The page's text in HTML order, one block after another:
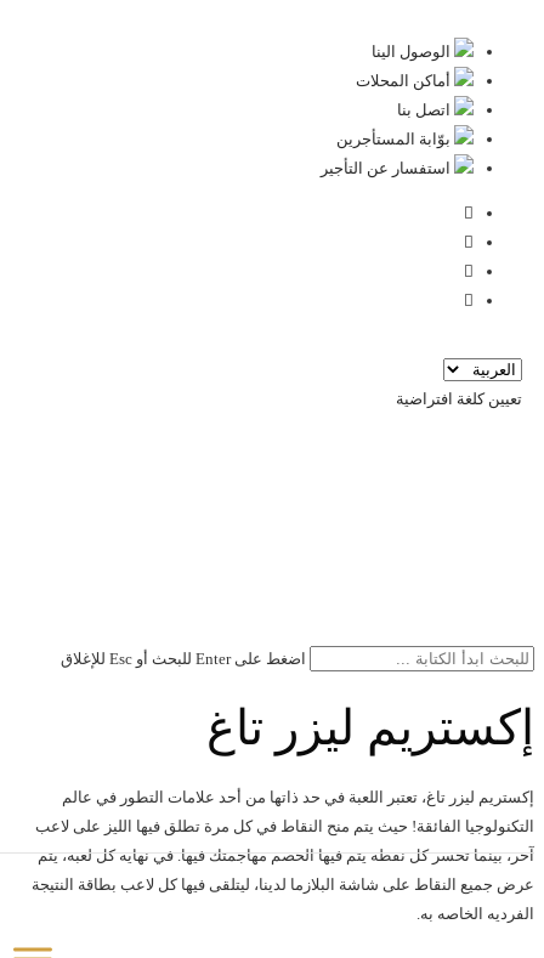
الوصول الينا
أماكن المحلات
اتصل بنا
ﺑﻮّاﺑﺔ اﻟﻤﺴﺘﺄﺟﺮﻳﻦ
استفسار عن التأجير
تعيين كلغة افتراضية
اضغط على Enter للبحث أو Esc للإغلاق
إكستريم ليزر تاغ
إكستريم ليزر تاغ، تعتبر اللعبة في حد ذاتها من أحد علامات التطور في عالم
التكنولوجيا الفائقة! حيث يتم منح النقاط في كل مرة تطلق فيها الليز على لاعب
آخر، بينما تخسر كل نقطة يتم فيها الخصم مهاجمتك فيها. في نهاية كل لعبة، يتم
عرض جميع النقاط على شاشة البلازما لدينا، ليتلقى فيها كل لاعب بطاقة النتيجة
الفرديه الخاصه به.